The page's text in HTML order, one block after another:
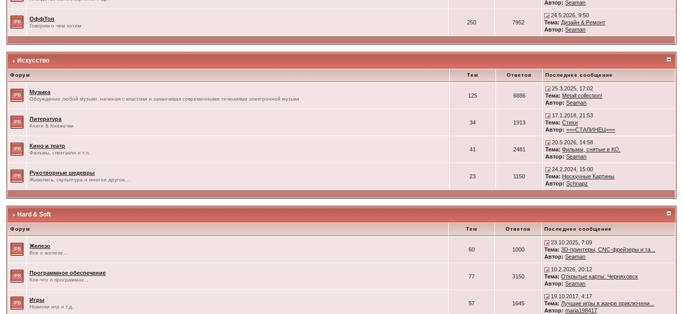
Автор: Seaman
ОффТоп
Говорим о чем хотим
250 7952
24.5.2026, 9:50
Тема: Дизайн & Ремонт
Автор: Seaman
Искусство
Форум Тем Ответов Последнее сообщение
Музыка
Обсуждение любой музыки, начиная с классики и заканчивая современными течениями электронной музыки
125 6886
25.3.2025, 17:02
Тема: Metall collection!
Автор: Seaman
Литература
Книги & Книжечки
34 1913
17.1.2018, 21:53
Тема: Стихи
Автор: ===СТАЛИНЕЦ===
Кино и театр
Фильмы, спектакли и т.п.
41 2481
20.5.2026, 14:58
Тема: Фильмы, снятые в КО.
Автор: Seaman
Рукотворные шедевры
Живопись, скульптура и многое другое...
23 1150
24.2.2024, 15:00
Тема: Нескучные Картины
Автор: Schnapz
Hard & Soft
Форум Тем Ответов Последнее сообщение
Железо
Все о железе...
60 1000
23.10.2025, 7:09
Тема: 3D-принтеры, CNC-фрейзеры и та...
Автор: Seaman
Программное обеспечение
Кое-что о программах...
77 3150
10.2.2026, 20:12
Тема: Открытые карты: Черняховск
Автор: Seaman
Игры
Новинки игр и т.д.
57 1645
19.10.2017, 4:17
Тема: Лучшие игры в жанре приключени...
Автор: maria198417